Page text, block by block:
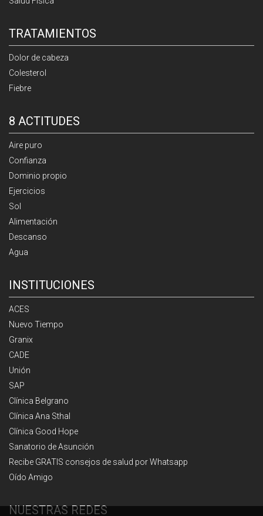
TRATAMIENTOS
Dolor de cabeza
Colesterol
Fiebre
8 ACTITUDES
Aire puro
Confianza
Dominio propio
Ejercicios
Sol
Alimentación
Descanso
Agua
INSTITUCIONES
ACES
Nuevo Tiempo
Granix
CADE
Unión
SAP
Clínica Belgrano
Clínica Ana Sthal
Clínica Good Hope
Sanatorio de Asunción
Recibe GRATIS consejos de salud por Whatsapp
Oído Amigo
NUESTRAS REDES